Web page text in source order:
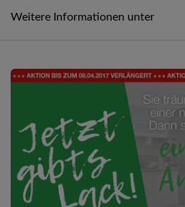
Weitere Informationen unter